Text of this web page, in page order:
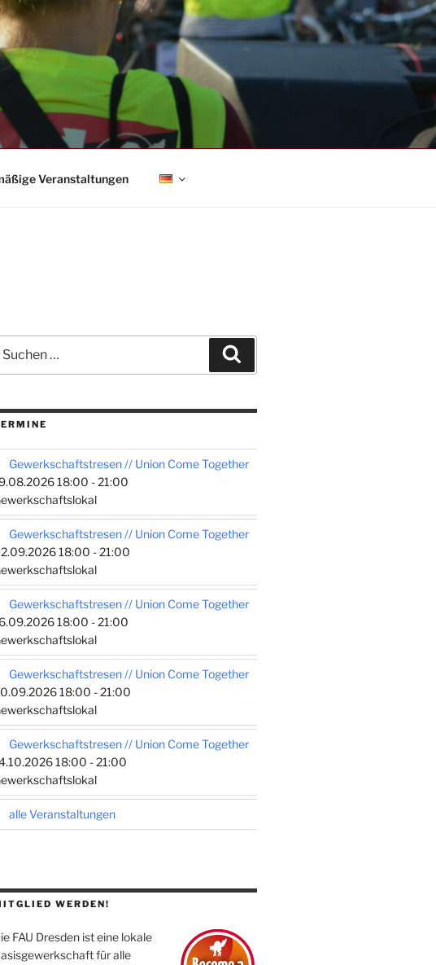
Veranstaltungen
Gewerkschaftstresen // Union Come Together
18:00 - 21:00
Gewerkschaftstresen // Union Come Together
18:00 - 21:00
Gewerkschaftstresen // Union Come Together
18:00 - 21:00
Gewerkschaftstresen // Union Come Together
18:00 - 21:00
Gewerkschaftstresen // Union Come Together
18:00 - 21:00
alle Veranstaltungen
WERDEN!
FAU Dresden ist eine lokale
für alle